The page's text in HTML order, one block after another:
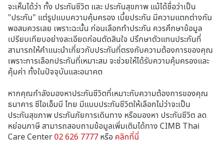
จะเห็นได้ว่า ทั้ง ประกันชีวิต และ ประกันสุขภาพ แม้ได้ชื่อว่าเป็น
"ประกัน" แต่รูปแบบความคุ้มครอง เบี้ยประกัน มีความแตกต่างกัน
พอสมควรเลย เพราะฉะนั้น ก่อนเลือกทำประกัน ควรศึกษาข้อมูล
เปรียบเทียบอย่างละเอียดก่อนตัดสินใจ ปรึกษาตัวแทนประกันที่
สามารถให้คำแนะนำเกี่ยวกับประกันที่ตรงกับความต้องการของคุณ
เพราะการเลือกประกันที่เหมาะสม จะช่วยให้ได้รับความคุ้มครองและ
คุ้มค่า ทั้งในปัจจุบันและอนาคต
หากคุณกำลังมองหาประกันชีวิตที่เหมาะกับความต้องการของคุณ
ธนาคาร ซีไอเอ็มบี ไทย มีแบบประกันชีวิตให้เลือกไม่ว่าจะเป็น
ประกันสุขภาพ ประกันภัยการเดินทาง หรือมองหา ประกันชีวิต ลด
หย่อนภาษี สามารถสอบถามข้อมูลเพิ่มเติมได้ทาง CIMB Thai
Care Center02 626 7777 หรือ คลิกที่นี่